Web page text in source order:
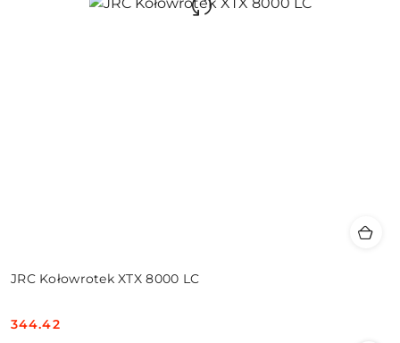
JRC Kołowrotek XTX 8000 LC
Cena:
344.42